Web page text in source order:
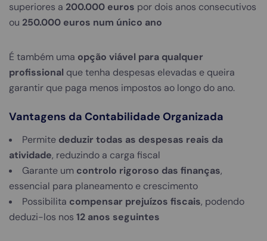
superiores a 200.000 euros por dois anos consecutivos
ou 250.000 euros num único ano
É também uma opção viável para qualquer
profissional que tenha despesas elevadas e queira
garantir que paga menos impostos ao longo do ano.
Vantagens da Contabilidade Organizada
Permite deduzir todas as despesas reais da
atividade, reduzindo a carga fiscal
Garante um controlo rigoroso das finanças,
essencial para planeamento e crescimento
Possibilita compensar prejuízos fiscais, podendo
deduzi-los nos 12 anos seguintes